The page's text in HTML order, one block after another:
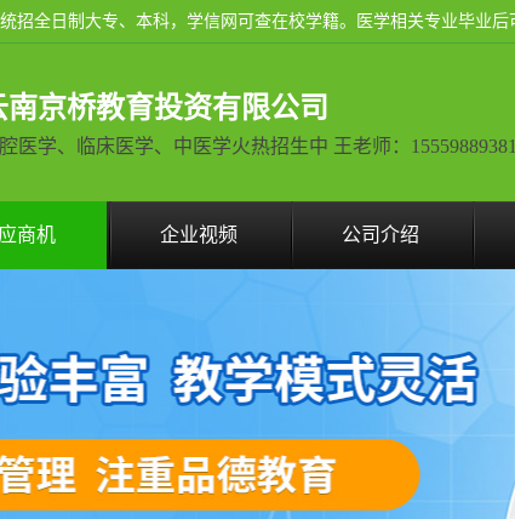
南京桥教育投资有限公司
医学、临床医学、中医学火热招生中 王老师：15559889381
商机 企业视频 公司介绍